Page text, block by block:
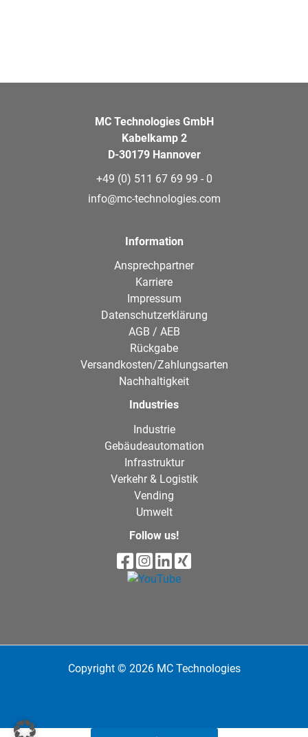
MC Technologies GmbH
Kabelkamp 2
D-30179 Hannover
+49 (0) 511 67 69 99 - 0
info@mc-technologies.com
Information
Ansprechpartner
Karriere
Impressum
Datenschutzerklärung
AGB / AEB
Rückgabe
Versandkosten/Zahlungsarten
Nachhaltigkeit
Industries
Industrie
Gebäudeautomation
Infrastruktur
Verkehr & Logistik
Vending
Umwelt
Follow us!
Copyright © 2026 MC Technologies